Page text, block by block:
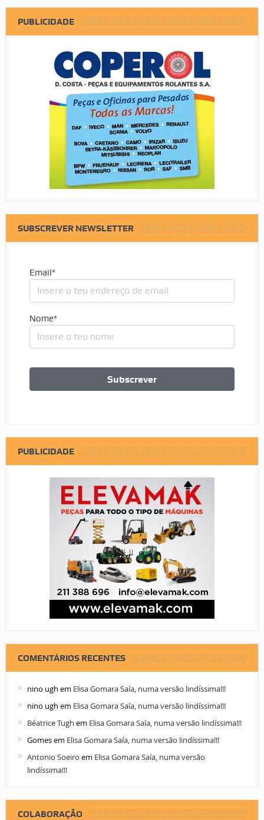
PUBLICIDADE
SUBSCREVER NEWSLETTER
Email*
Nome*
PUBLICIDADE
COMENTÁRIOS RECENTES
nino ugh em Elisa Gomara Saía, numa versão lindíssima!!!
nino ugh em Elisa Gomara Saía, numa versão lindíssima!!!
Béatrice Tugh em Elisa Gomara Saía, numa versão lindíssima!!!
Gomesem Elisa Gomara Saía, numa versão lindíssima!!!
Antonio Soeiro em Elisa Gomara Saía, numa versão
lindíssima!!!
COLABORAÇÃO